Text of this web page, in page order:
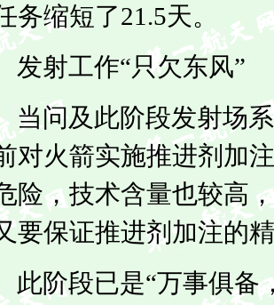
务缩短了21.5天。
射工作“只欠东风”
问及此阶段发射场系
对火箭实施推进剂加
险，技术含量也较高
要保证推进剂加注的
阶段已是“万事俱备